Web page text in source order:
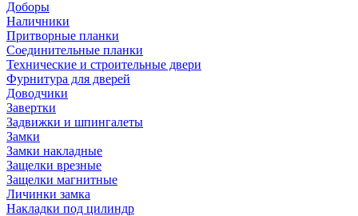
Доборы
Наличники
Притворные планки
Соединительные планки
Технические и строительные двери
Фурнитура для дверей
Доводчики
Завертки
Задвижки и шпингалеты
Замки
Замки накладные
Защелки врезные
Защелки магнитные
Личинки замка
Накладки под цилиндр